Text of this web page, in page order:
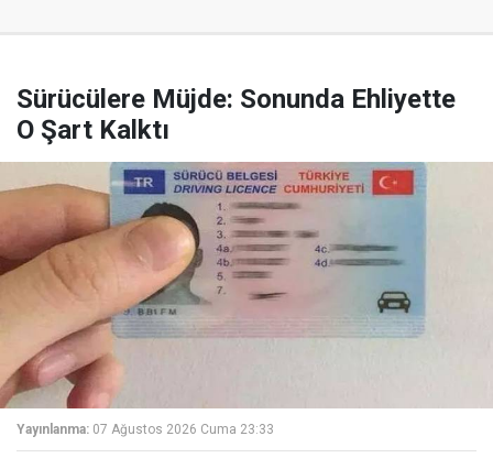
Sürücülere Müjde: Sonunda Ehliyette
O Şart Kalktı
Yayınlanma: 07 Ağustos 2026 Cuma 23:33